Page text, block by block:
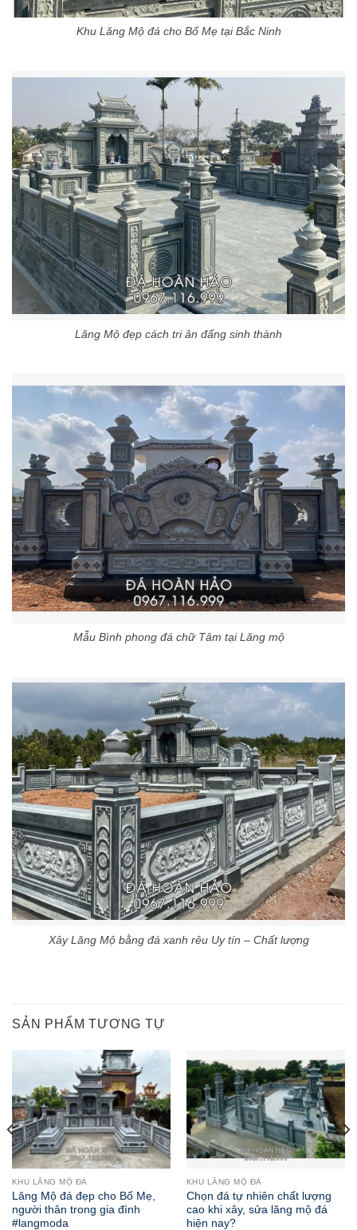
Khu Lăng Mộ đá cho Bố Mẹ tại Bắc Ninh
Lăng Mộ đẹp cách tri ân đấng sinh thành
Mẫu Bình phong đá chữ Tâm tại Lăng mộ
Xây Lăng Mộ bằng đá xanh rêu Uy tín – Chất lượng
SẢN PHẨM TƯƠNG TỰ
KHU LĂNG MỘ ĐÁ
Lăng Mộ đá đẹp cho Bố Mẹ,
người thân trong gia đình
#langmoda
KHU LĂNG MỘ ĐÁ
Chọn đá tự nhiên chất lượng
cao khi xây, sửa lăng mộ đá
hiện nay?